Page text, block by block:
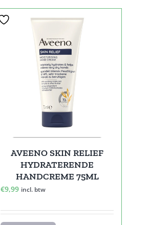
AVEENO SKIN RELIEF
HYDRATERENDE
HANDCREME 75ML
€9,99 incl. btw